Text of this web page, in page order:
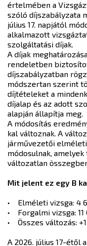
értelmében a
szóló díjszabályzata
július 17. napjától
alkalmazott
szolgáltatási díjak.
A díjak
rendeletben
díjszabályzatban
módszertan szerint
díjtételeket a
díjalap és az adott
alapján állapítja meg.
A módosítás
kal változnak. A
járművezetői
módosulnak,
változatlan
Mit jelent ez egy B
• Elméleti vizsga: 4
• Forgalmi vizsga: 11
• Összes változás:
A 2026. július 17-étől